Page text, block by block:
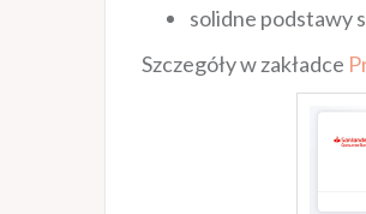
solidne podstawy
Szczegóły w zakładce